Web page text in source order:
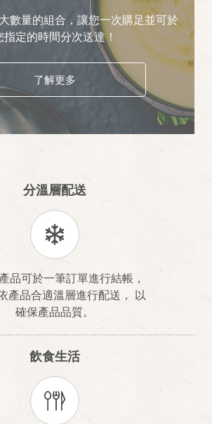
數量的組合，讓您一次購足並可於
指定的時間分次送達！
了解更多
分溫層配送
品可於一筆訂單進行結帳，
產品合適溫層進行配送， 以
確保產品品質。
飲食生活